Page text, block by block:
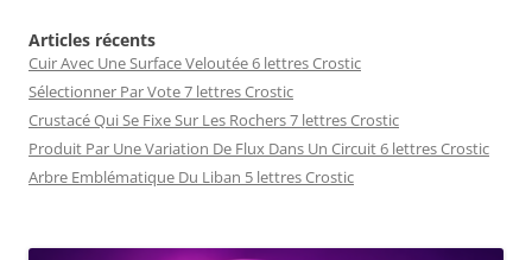
Articles récents
Cuir Avec Une Surface Veloutée 6 lettres Crostic
Sélectionner Par Vote 7 lettres Crostic
Crustacé Qui Se Fixe Sur Les Rochers 7 lettres Crostic
Produit Par Une Variation De Flux Dans Un Circuit 6 lettres Crostic
Arbre Emblématique Du Liban 5 lettres Crostic